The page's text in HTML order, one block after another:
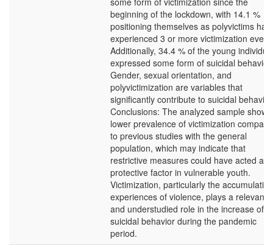
beginning of the lockdown, with 14.1 %
positioning themselves as polyvictims
experienced 3 or more victimization
Additionally, 34.4 % of the young
expressed some form of suicidal behavior.
Gender, sexual orientation, and
polyvictimization are variables that
significantly contribute to suicidal
Conclusions: The analyzed sample
lower prevalence of victimization
to previous studies with the general
population, which may indicate that
restrictive measures could have acted as
protective factor in vulnerable youth.
Victimization, particularly the
experiences of violence, plays a relevant
and understudied role in the increase of
suicidal behavior during the pandemic
period.